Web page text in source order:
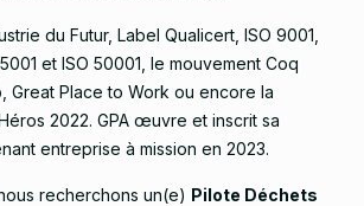
du Futur, Label Qualicert, ISO 9001,
et ISO 50001, le mouvement Coq
Great Place to Work ou encore la
2022. GPA œuvre et inscrit sa
entreprise à mission en 2023.
recherchons un(e) Pilote Déchets